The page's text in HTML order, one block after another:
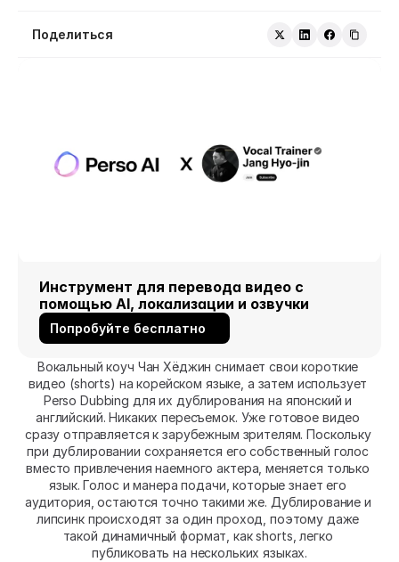
Поделиться
Инструмент для перевода видео с
помощью AI, локализации и озвучки
Попробуйте бесплатно
Вокальный коуч Чан Хёджин снимает свои короткие
видео (shorts) на корейском языке, а затем использует
Perso Dubbing для их дублирования на японский и
английский. Никаких пересъемок. Уже готовое видео
сразу отправляется к зарубежным зрителям. Поскольку
при дублировании сохраняется его собственный голос
вместо привлечения наемного актера, меняется только
язык. Голос и манера подачи, которые знает его
аудитория, остаются точно такими же. Дублирование и
липсинк происходят за один проход, поэтому даже
такой динамичный формат, как shorts, легко
публиковать на нескольких языках.